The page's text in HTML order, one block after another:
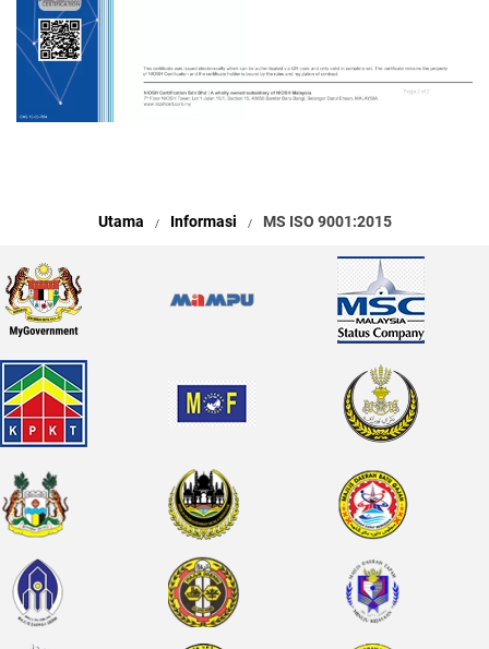
Utama Informasi MS ISO 9001:2015